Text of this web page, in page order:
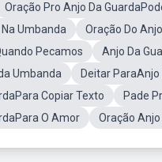
Oração Pro Anjo Da
Umbanda
Oração Do
Pecamos
Anjo Da
Umbanda
Deitar
Copiar Texto
Pade
O Amor
Oração